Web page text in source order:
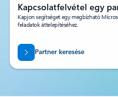
Kapcsolatfelvétel egy
Kapjon segítséget egy megbízható
feladatok áttelepítéséhez.
Partner keresése